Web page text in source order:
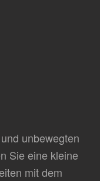
unbewegten
Sie eine kleine
mit dem